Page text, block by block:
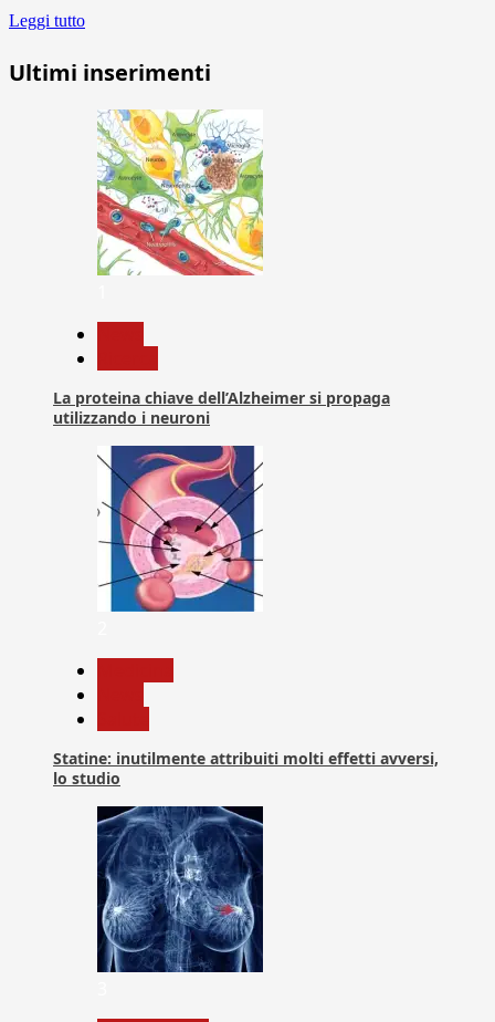
Leggi tutto
Ultimi inserimenti
La proteina chiave dell’Alzheimer si propaga
utilizzando i neuroni
Statine: inutilmente attribuiti molti effetti avversi,
lo studio